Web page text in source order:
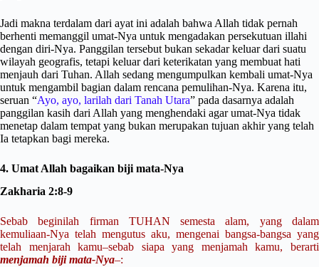
Jadi makna terdalam dari ayat ini adalah bahwa Allah tidak pernah
berhenti memanggil umat-Nya untuk mengadakan persekutuan illahi
dengan diri-Nya. Panggilan tersebut bukan sekadar keluar dari suatu
wilayah geografis, tetapi keluar dari keterikatan yang membuat hati
menjauh dari Tuhan. Allah sedang mengumpulkan kembali umat-Nya
untuk mengambil bagian dalam rencana pemulihan-Nya. Karena itu,
seruan “Ayo, ayo, larilah dari Tanah Utara” pada dasarnya adalah
panggilan kasih dari Allah yang menghendaki agar umat-Nya tidak
menetap dalam tempat yang bukan merupakan tujuan akhir yang telah
Ia tetapkan bagi mereka.
4. Umat Allah bagaikan biji mata-Nya
Zakharia 2:8-9
Sebab beginilah firman TUHAN semesta alam, yang dalam
kemuliaan-Nya telah mengutus aku, mengenai bangsa-bangsa yang
telah menjarah kamu–sebab siapa yang menjamah kamu, berarti
menjamah biji mata-Nya–: